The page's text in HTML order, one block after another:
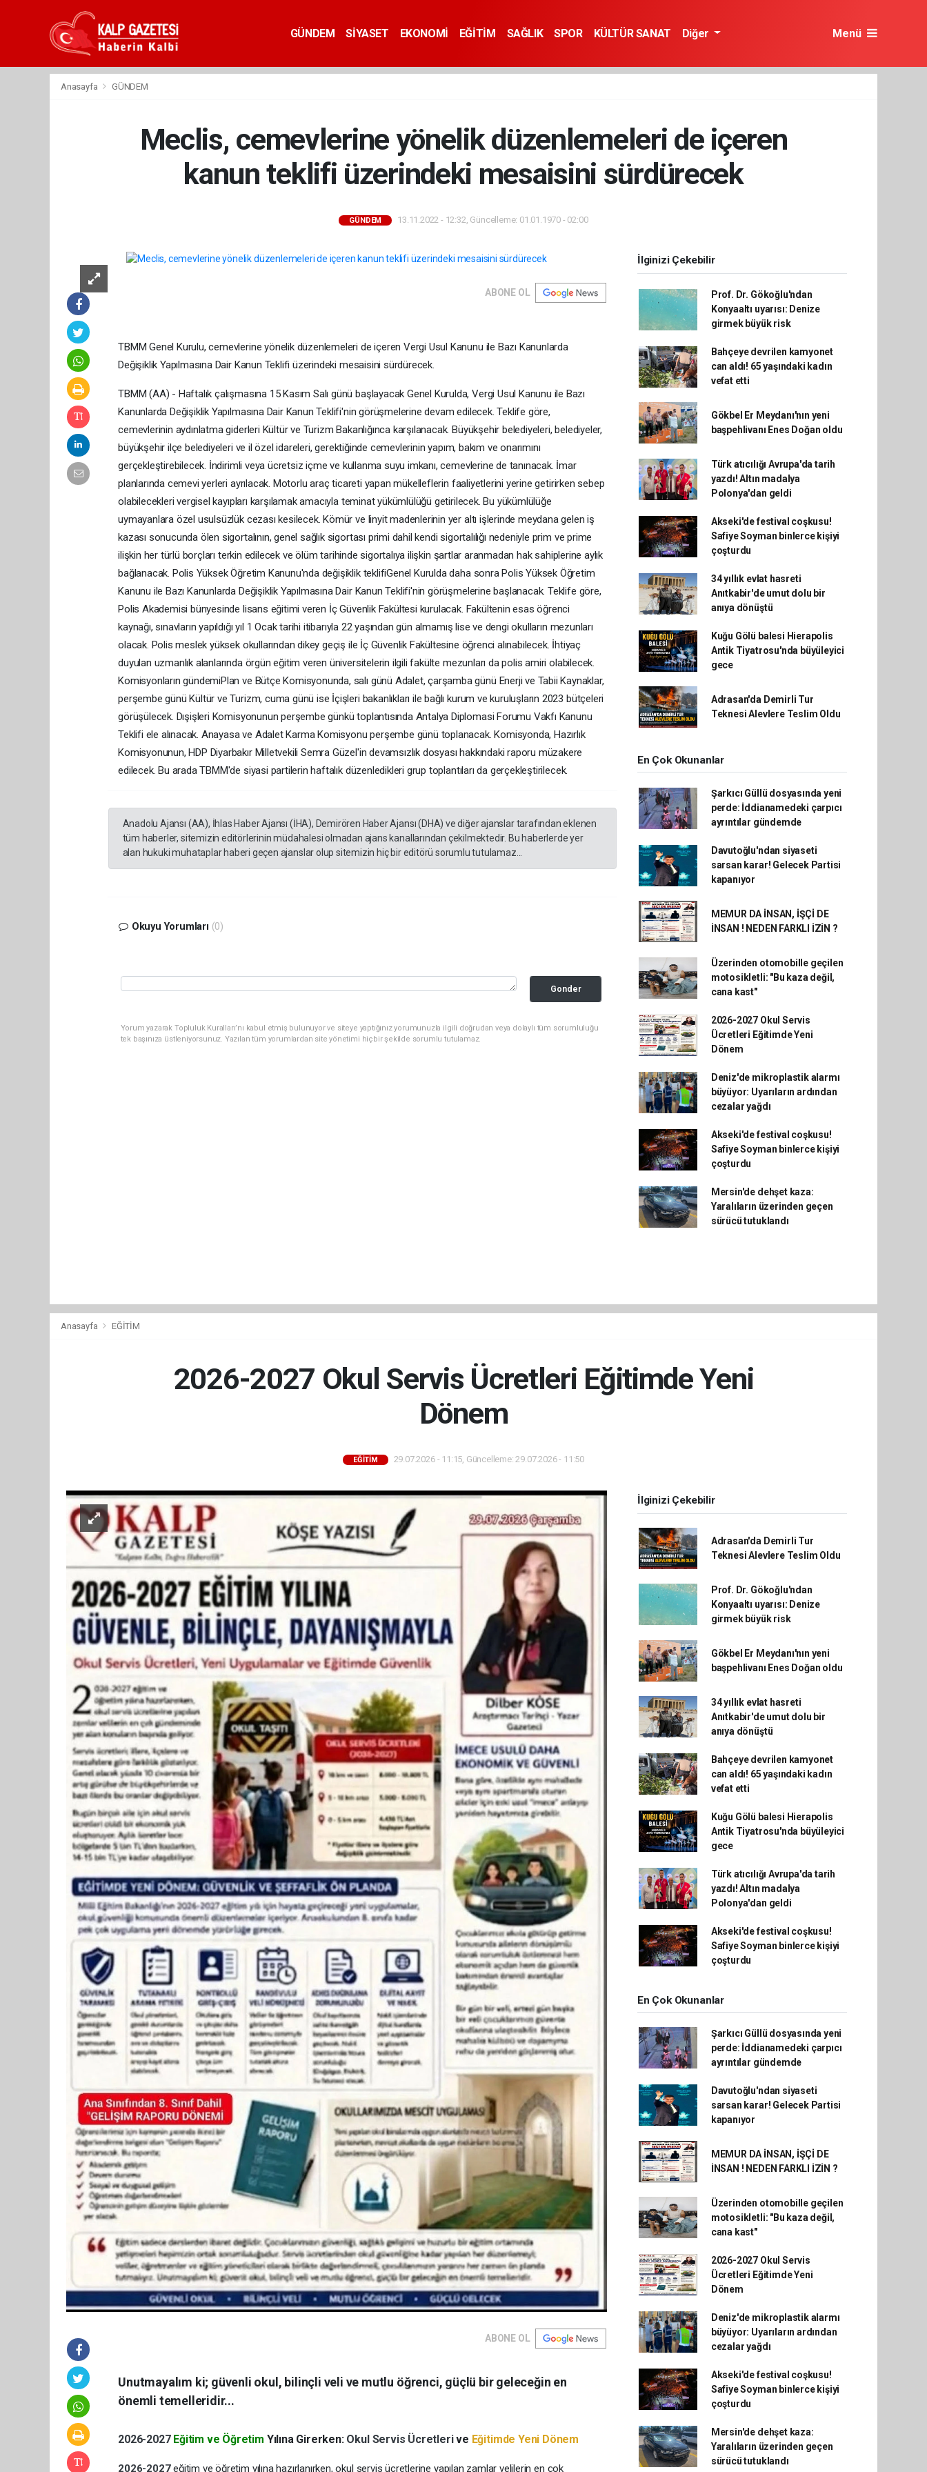
GÜNDEM SİYASET EKONOMİ EĞİTİM SAĞLIK SPOR KÜLTÜR SANAT Diğer Menü
Anasayfa GÜNDEM
Meclis, cemevlerine yönelik düzenlemeleri de içeren
kanun teklifi üzerindeki mesaisini sürdürecek
GÜNDEM 13.11.2022 - 12:32, Güncelleme: 01.01.1970 - 02:00
ABONE OL
TBMM Genel Kurulu, cemevlerine yönelik düzenlemeleri de içeren Vergi Usul Kanunu ile Bazı Kanunlarda
Değişiklik Yapılmasına Dair Kanun Teklifi üzerindeki mesaisini sürdürecek.
TBMM (AA) - Haftalık çalışmasına 15 Kasım Salı günü başlayacak Genel Kurulda, Vergi Usul Kanunu ile Bazı
Kanunlarda Değişiklik Yapılmasına Dair Kanun Teklifi'nin görüşmelerine devam edilecek. Teklife göre,
cemevlerinin aydınlatma giderleri Kültür ve Turizm Bakanlığınca karşılanacak. Büyükşehir belediyeleri, belediyeler,
büyükşehir ilçe belediyeleri ve il özel idareleri, gerektiğinde cemevlerinin yapım, bakım ve onarımını
gerçekleştirebilecek. İndirimli veya ücretsiz içme ve kullanma suyu imkanı, cemevlerine de tanınacak. İmar
planlarında cemevi yerleri ayrılacak. Motorlu araç ticareti yapan mükelleflerin faaliyetlerini yerine getirirken sebep
olabilecekleri vergisel kayıpları karşılamak amacıyla teminat yükümlülüğü getirilecek. Bu yükümlülüğe
uymayanlara özel usulsüzlük cezası kesilecek. Kömür ve linyit madenlerinin yer altı işlerinde meydana gelen iş
kazası sonucunda ölen sigortalının, genel sağlık sigortası primi dahil kendi sigortalılığı nedeniyle prim ve prime
ilişkin her türlü borçları terkin edilecek ve ölüm tarihinde sigortalıya ilişkin şartlar aranmadan hak sahiplerine aylık
bağlanacak. Polis Yüksek Öğretim Kanunu'nda değişiklik teklifiGenel Kurulda daha sonra Polis Yüksek Öğretim
Kanunu ile Bazı Kanunlarda Değişiklik Yapılmasına Dair Kanun Teklifi'nin görüşmelerine başlanacak. Teklife göre,
Polis Akademisi bünyesinde lisans eğitimi veren İç Güvenlik Fakültesi kurulacak. Fakültenin esas öğrenci
kaynağı, sınavların yapıldığı yıl 1 Ocak tarihi itibarıyla 22 yaşından gün almamış lise ve dengi okulların mezunları
olacak. Polis meslek yüksek okullarından dikey geçiş ile İç Güvenlik Fakültesine öğrenci alınabilecek. İhtiyaç
duyulan uzmanlık alanlarında örgün eğitim veren üniversitelerin ilgili fakülte mezunları da polis amiri olabilecek.
Komisyonların gündemiPlan ve Bütçe Komisyonunda, salı günü Adalet, çarşamba günü Enerji ve Tabii Kaynaklar,
perşembe günü Kültür ve Turizm, cuma günü ise İçişleri bakanlıkları ile bağlı kurum ve kuruluşların 2023 bütçeleri
görüşülecek. Dışişleri Komisyonunun perşembe günkü toplantısında Antalya Diplomasi Forumu Vakfı Kanunu
Teklifi ele alınacak. Anayasa ve Adalet Karma Komisyonu perşembe günü toplanacak. Komisyonda, Hazırlık
Komisyonunun, HDP Diyarbakır Milletvekili Semra Güzel'in devamsızlık dosyası hakkındaki raporu müzakere
edilecek. Bu arada TBMM'de siyasi partilerin haftalık düzenledikleri grup toplantıları da gerçekleştirilecek.
Anadolu Ajansı (AA), İhlas Haber Ajansı (İHA), Demirören Haber Ajansı (DHA) ve diğer ajanslar tarafından eklenen
tüm haberler, sitemizin editörlerinin müdahalesi olmadan ajans kanallarından çekilmektedir. Bu haberlerde yer
alan hukuki muhataplar haberi geçen ajanslar olup sitemizin hiç bir editörü sorumlu tutulamaz...
Okuyu Yorumları (0)
Gonder
Yorum yazarak Topluluk Kuralları’nı kabul etmiş bulunuyor ve siteye yaptığınız yorumunuzla ilgili doğrudan veya dolaylı tüm sorumluluğu
tek başınıza üstleniyorsunuz. Yazılan tüm yorumlardan site yönetimi hiçbir şekilde sorumlu tutulamaz.
İlginizi Çekebilir
Prof. Dr. Gökoğlu'ndan
Konyaaltı uyarısı: Denize
girmek büyük risk
Bahçeye devrilen kamyonet
can aldı! 65 yaşındaki kadın
vefat etti
Gökbel Er Meydanı'nın yeni
başpehlivanı Enes Doğan oldu
Türk atıcılığı Avrupa'da tarih
yazdı! Altın madalya
Polonya'dan geldi
Akseki'de festival coşkusu!
Safiye Soyman binlerce kişiyi
çoşturdu
34 yıllık evlat hasreti
Anıtkabir'de umut dolu bir
anıya dönüştü
Kuğu Gölü balesi Hierapolis
Antik Tiyatrosu'nda büyüleyici
gece
Adrasan'da Demirli Tur
Teknesi Alevlere Teslim Oldu
En Çok Okunanlar
Şarkıcı Güllü dosyasında yeni
perde: İddianamedeki çarpıcı
ayrıntılar gündemde
Davutoğlu'ndan siyaseti
sarsan karar! Gelecek Partisi
kapanıyor
MEMUR DA İNSAN, İŞÇİ DE
İNSAN ! NEDEN FARKLI İZİN ?
Üzerinden otomobille geçilen
motosikletli: "Bu kaza değil,
cana kast"
2026-2027 Okul Servis
Ücretleri Eğitimde Yeni
Dönem
Deniz'de mikroplastik alarmı
büyüyor: Uyarıların ardından
cezalar yağdı
Akseki'de festival coşkusu!
Safiye Soyman binlerce kişiyi
çoşturdu
Mersin'de dehşet kaza:
Yaralıların üzerinden geçen
sürücü tutuklandı
Anasayfa EĞİTİM
2026-2027 Okul Servis Ücretleri Eğitimde Yeni
Dönem
EĞİTİM 29.07.2026 - 11:15, Güncelleme: 29.07.2026 - 11:50
ABONE OL
Unutmayalım ki; güvenli okul, bilinçli veli ve mutlu öğrenci, güçlü bir geleceğin en
önemli temelleridir...
2026-2027 Eğitim ve Öğretim Yılına Girerken: Okul Servis Ücretlerive Eğitimde Yeni Dönem
2026-2027eğitim ve öğretim yılına hazırlanırken, okul servis ücretlerine yapılan zamlar velilerin en çok
İlginizi Çekebilir
Adrasan'da Demirli Tur
Teknesi Alevlere Teslim Oldu
Prof. Dr. Gökoğlu'ndan
Konyaaltı uyarısı: Denize
girmek büyük risk
Gökbel Er Meydanı'nın yeni
başpehlivanı Enes Doğan oldu
34 yıllık evlat hasreti
Anıtkabir'de umut dolu bir
anıya dönüştü
Bahçeye devrilen kamyonet
can aldı! 65 yaşındaki kadın
vefat etti
Kuğu Gölü balesi Hierapolis
Antik Tiyatrosu'nda büyüleyici
gece
Türk atıcılığı Avrupa'da tarih
yazdı! Altın madalya
Polonya'dan geldi
Akseki'de festival coşkusu!
Safiye Soyman binlerce kişiyi
çoşturdu
En Çok Okunanlar
Şarkıcı Güllü dosyasında yeni
perde: İddianamedeki çarpıcı
ayrıntılar gündemde
Davutoğlu'ndan siyaseti
sarsan karar! Gelecek Partisi
kapanıyor
MEMUR DA İNSAN, İŞÇİ DE
İNSAN ! NEDEN FARKLI İZİN ?
Üzerinden otomobille geçilen
motosikletli: "Bu kaza değil,
cana kast"
2026-2027 Okul Servis
Ücretleri Eğitimde Yeni
Dönem
Deniz'de mikroplastik alarmı
büyüyor: Uyarıların ardından
cezalar yağdı
Akseki'de festival coşkusu!
Safiye Soyman binlerce kişiyi
çoşturdu
Mersin'de dehşet kaza:
Yaralıların üzerinden geçen
sürücü tutuklandı